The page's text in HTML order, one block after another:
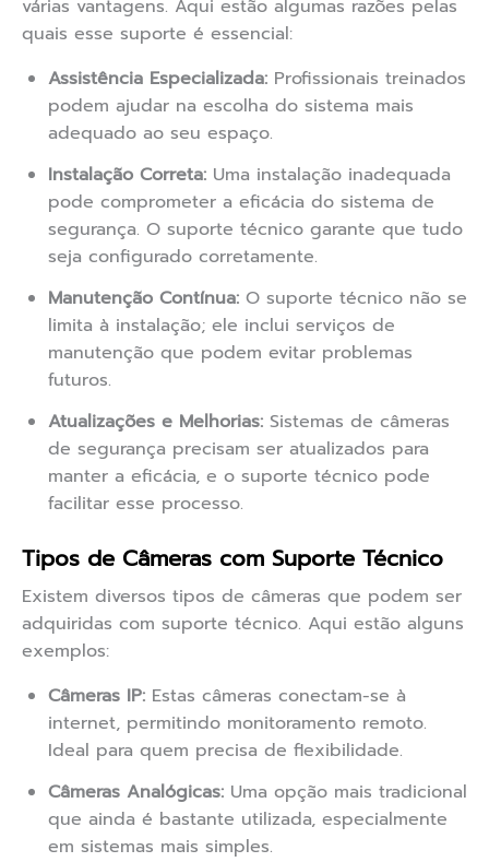
várias vantagens. Aqui estão algumas razões pelas
quais esse suporte é essencial:
Assistência Especializada: Profissionais treinados
podem ajudar na escolha do sistema mais
adequado ao seu espaço.
Instalação Correta: Uma instalação inadequada
pode comprometer a eficácia do sistema de
segurança. O suporte técnico garante que tudo
seja configurado corretamente.
Manutenção Contínua: O suporte técnico não se
limita à instalação; ele inclui serviços de
manutenção que podem evitar problemas
futuros.
Atualizações e Melhorias: Sistemas de câmeras
de segurança precisam ser atualizados para
manter a eficácia, e o suporte técnico pode
facilitar esse processo.
Tipos de Câmeras com Suporte Técnico
Existem diversos tipos de câmeras que podem ser
adquiridas com suporte técnico. Aqui estão alguns
exemplos:
Câmeras IP: Estas câmeras conectam-se à
internet, permitindo monitoramento remoto.
Ideal para quem precisa de flexibilidade.
Câmeras Analógicas: Uma opção mais tradicional
que ainda é bastante utilizada, especialmente
em sistemas mais simples.